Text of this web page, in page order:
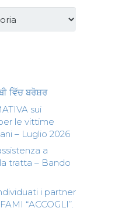
ਵਿੱਚ ਬਰੋਸ਼ਰ
sui
le vittime
– Luglio 2026
a
tratta – Bando
i partner
“ACCOGLI”.